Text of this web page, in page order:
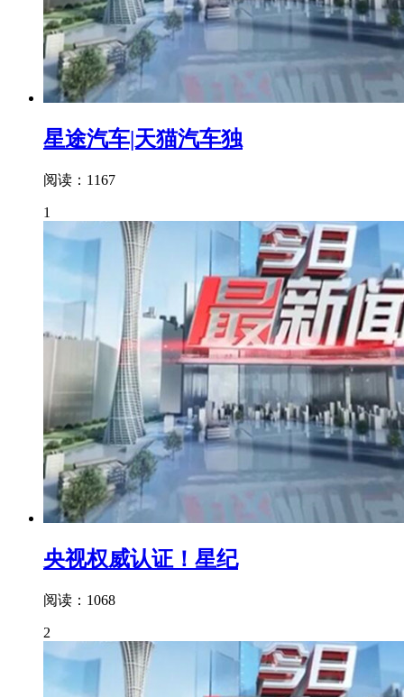
星途汽车|天猫汽车独
阅读：1167
1
央视权威认证！星纪
阅读：1068
2